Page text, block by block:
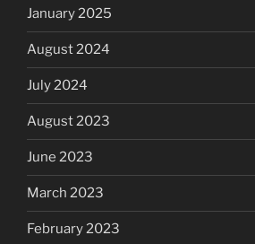
January 2025
August 2024
July 2024
August 2023
June 2023
March 2023
February 2023